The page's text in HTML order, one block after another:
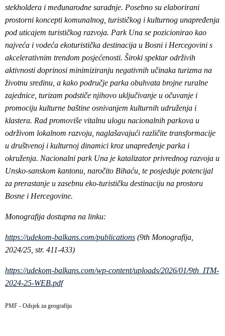
stekholdera i međunarodne saradnje. Posebno su elaborirani
prostorni koncepti komunalnog, turističkog i kulturnog unapređenja
pod uticajem turističkog razvoja. Park Una se pozicionirao kao
najveća i vodeća ekoturistička destinacija u Bosni i Hercegovini s
akcelerativnim trendom posjećenosti. Široki spektar održivih
aktivnosti doprinosi minimiziranju negativnih učinaka turizma na
životnu sredinu, a kako područje parka obuhvata brojne ruralne
zajednice, turizam podstiče njihovo uključivanje u očuvanje i
promociju kulturne baštine osnivanjem kulturnih udruženja i
klastera. Rad promoviše vitalnu ulogu nacionalnih parkova u
održivom lokalnom razvoju, naglašavajući različite transformacije
u društvenoj i kulturnoj dinamici kroz unapređenje parka i
okruženja. Nacionalni park Una je katalizator privrednog razvoja u
Unsko-sanskom kantonu, naročito Bihaću, te posjeduje potencijal
za prerastanje u zasebnu eko-turističku destinaciju na prostoru
Bosne i Hercegovine.
Monografija dostupna na linku:
https://udekom-balkans.com/publications (9th Monografija,
2024/25, str. 411-433)
https://udekom-balkans.com/wp-content/uploads/2026/01/9th_ITM-
2024-25-WEB.pdf
PMF - Odsjek za geografiju